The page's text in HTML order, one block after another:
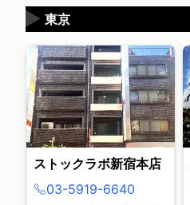
東京
▶
ストックラボ新宿本店
03-5919-6640